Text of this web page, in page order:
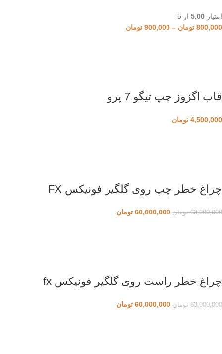
امتیاز 5.00 از 5
800,000 تومان –
900,000 تومان
قاب اگزوز چپ تیگو 7 پرو
4,500,000 تومان
چراغ خطر چپ روی گلگیر فونیکس FX
63,000,000 تومان 60,000,000 تومان
چراغ خطر راست روی گلگیر فونیکس fx
63,000,000 تومان 60,000,000 تومان